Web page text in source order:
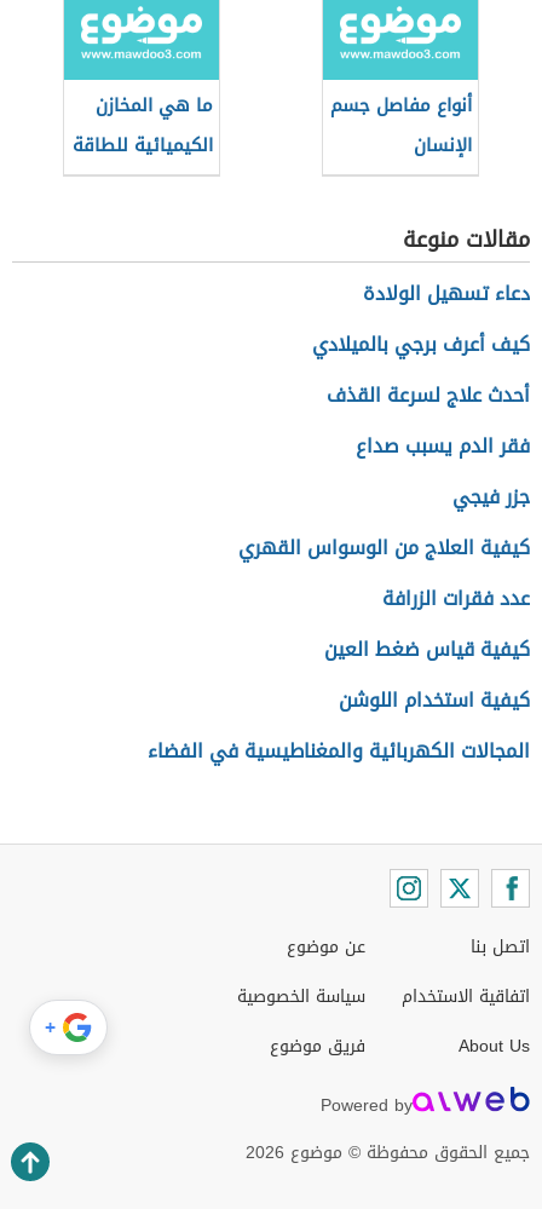
الداخلية
أنواع مفاصل جسم
الإنسان
ما هي المخازن
الكيميائية للطاقة
في الجسم؟
مقالات منوعة
دعاء تسهيل الولادة
كيف أعرف برجي بالميلادي
أحدث علاج لسرعة القذف
فقر الدم يسبب صداع
جزر فيجي
كيفية العلاج من الوسواس القهري
عدد فقرات الزرافة
كيفية قياس ضغط العين
كيفية استخدام اللوشن
المجالات الكهربائية والمغناطيسية في الفضاء
اتصل بنا
اتفاقية الاستخدام
About Us
عن موضوع
سياسة الخصوصية
فريق موضوع
Powered by
جميع الحقوق محفوظة © موضوع 2026
+